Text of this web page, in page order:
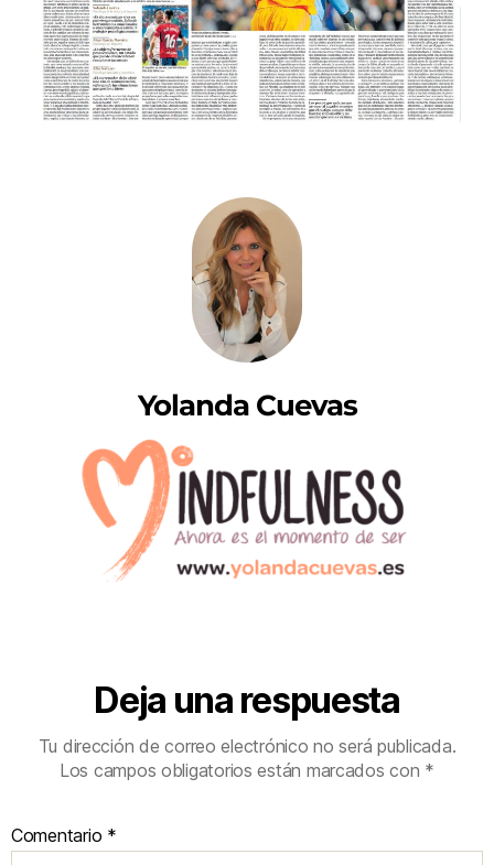
Yolanda Cuevas
Deja una respuesta
Tu dirección de correo electrónico no será publicada.
Los campos obligatorios están marcados con *
Comentario *